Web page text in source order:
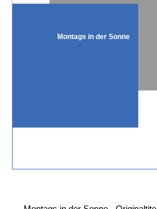
Montags in der Sonne